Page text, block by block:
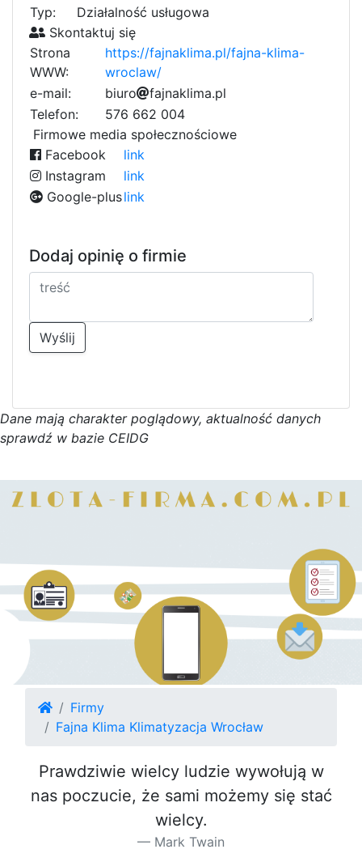
Typ:
Działalność usługowa
Skontaktuj się
Strona
WWW:
https://fajnaklima.pl/fajna-klima-
wroclaw/
e-mail:
biuro
d
9
3
f6
ab
b
jn6
akla
d
i2
a
m8
a.pl
Telefon:
576 662 004
Firmowe media społecznościowe
Facebook
link
Instagram
link
Google-pluslink
Dodaj opinię o firmie
Wyślij
Dane mają charakter poglądowy, aktualność danych
sprawdź w bazie CEIDG
Firmy
Fajna Klima Klimatyzacja Wrocław
Prawdziwie wielcy ludzie wywołują w
nas poczucie, że sami możemy się stać
wielcy.
Mark Twain